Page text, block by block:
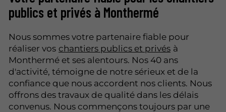
publics et privés à Monthermé
Nous sommes votre partenaire fiable pour
réaliser vos chantiers publics et privés à
Monthermé et ses alentours. Nos 40 ans
d'activité, témoigne de notre sérieux et de la
confiance que nous accordent nos clients. Nous
offrons des travaux de qualité dans les délais
convenus. Nous commençons toujours par une